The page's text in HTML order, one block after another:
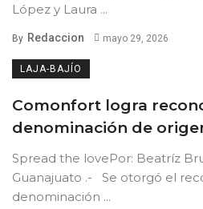
López y Laura ...
By Redaccion mayo 29, 2026
LAJA-BAJÍO
Comonfort logra
denominación de
Spread the lovePor: Beatríz
Guanajuato .- Se otorgó el
denominación ...